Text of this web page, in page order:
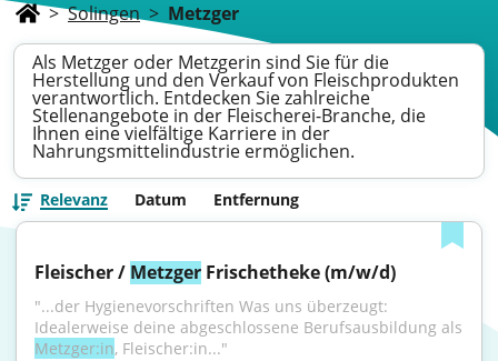
> Solingen > Metzger
Als Metzger oder Metzgerin sind Sie für die
Herstellung und den Verkauf von Fleischprodukten
verantwortlich. Entdecken Sie zahlreiche
Stellenangebote in der Fleischerei-Branche, die
Ihnen eine vielfältige Karriere in der
Nahrungsmittelindustrie ermöglichen.
Relevanz Datum Entfernung
Fleischer / Metzger Frischetheke (m/w/d)
"...der Hygienevorschriften Was uns überzeugt:
Metzger:in, Fleischer:in..."